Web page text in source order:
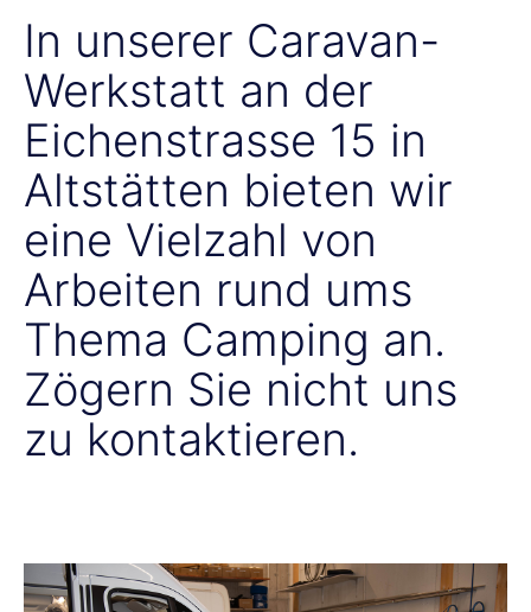
In unserer Caravan-
Werkstatt an der
Eichenstrasse 15 in
Altstätten bieten wir
eine Vielzahl von
Arbeiten rund ums
Thema Camping an.
Zögern Sie nicht uns
zu kontaktieren.